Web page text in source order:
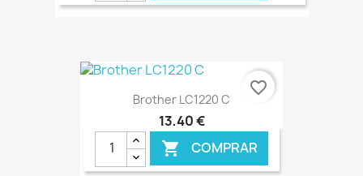
€ ONLINE
Brother LC1220 C
13,40 €
 COMPRAR
favorite_border